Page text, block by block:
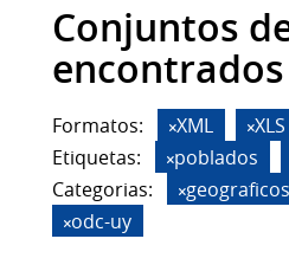
Conjuntos
encontrados
Formatos: XML XLS
Etiquetas:
poblados
Categorias:
geograficos
odc-uy